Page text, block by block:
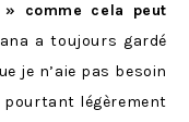
» comme cela peut
a toujours gardé
je n’aie pas besoin
pourtant légèrement